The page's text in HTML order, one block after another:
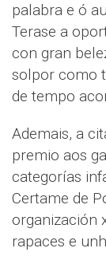
palabra e ó
Terase a
con gran
solpor como
de tempo
Ademais, a
premio aos
categorías
Certame de
organización
rapaces e